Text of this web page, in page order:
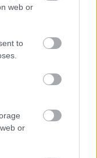
web or
to
or